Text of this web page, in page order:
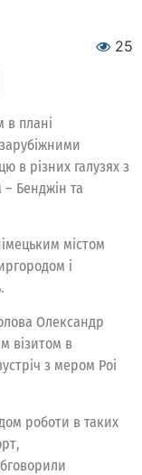
25
в плані
в різних галузях з
Бенджін та
містом
і
Олександр
візитом в
з мером Роі
роботи в таких